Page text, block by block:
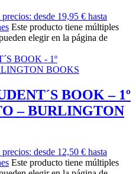
desde 19,95 € hasta
Este producto tiene múltiples
elegir en la página de
BOOK – 1º
– BURLINGTON
desde 12,50 € hasta
Este producto tiene múltiples